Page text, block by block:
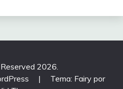
2026.
|
Tema: Fairy por